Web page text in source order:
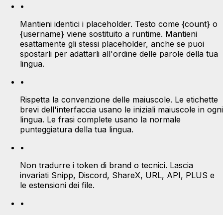
•
Mantieni identici i placeholder. Testo come {count} o
{username} viene sostituito a runtime. Mantieni
esattamente gli stessi placeholder, anche se puoi
spostarli per adattarli all'ordine delle parole della tua
lingua.
•
Rispetta la convenzione delle maiuscole. Le etichette
brevi dell'interfaccia usano le iniziali maiuscole in ogni
lingua. Le frasi complete usano la normale
punteggiatura della tua lingua.
•
Non tradurre i token di brand o tecnici. Lascia
invariati Snipp, Discord, ShareX, URL, API, PLUS e
le estensioni dei file.
•